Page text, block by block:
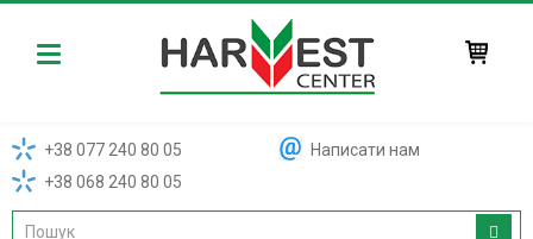
Harvest
+38 077 240 80 05
+38 068 240 80 05
Написати нам